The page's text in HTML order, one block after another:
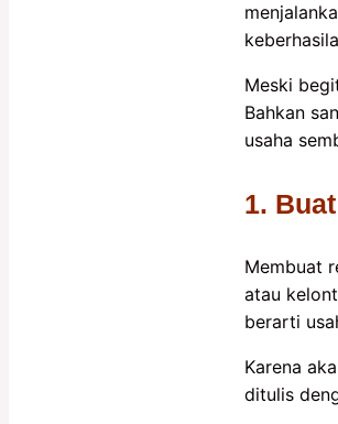
Meski
Bahkan
usaha
1.
Membuat
atau
berarti
Karena
ditulis